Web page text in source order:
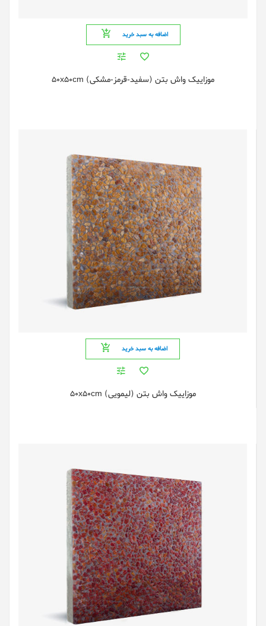
اضافه به سبد خرید
موزاییک واش بتن (سفید-قرمز-مشکی) 50x50cm
اضافه به سبد خرید
موزاییک واش بتن (لیمویی) 50x50cm